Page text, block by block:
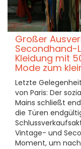
Großer
Secondhand-
Kleidung mit
Mode zum
Letzte
von Paris: Der
Mains schließt
die Türen
Vintage- und
Moment, um